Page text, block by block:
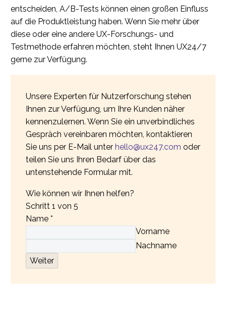
entscheiden, A/B-Tests können einen großen Einfluss
auf die Produktleistung haben. Wenn Sie mehr über
diese oder eine andere UX-Forschungs- und
Testmethode erfahren möchten, steht Ihnen UX24/7
gerne zur Verfügung.
Unsere Experten für Nutzerforschung stehen
Ihnen zur Verfügung, um Ihre Kunden näher
kennenzulernen. Wenn Sie ein unverbindliches
Gespräch vereinbaren möchten, kontaktieren
Sie uns per E-Mail unter hello@ux247.com oder
teilen Sie uns Ihren Bedarf über das
untenstehende Formular mit.
Wie können wir Ihnen helfen?
Schritt 1 von 5
Name *
Vorname
Nachname
Weiter